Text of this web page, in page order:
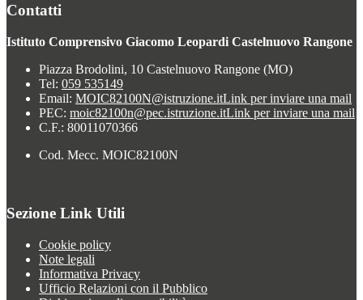
Contatti
Istituto Comprensivo Giacomo Leopardi Castelnuovo Rangone
Piazza Brodolini, 10 Castelnuovo Rangone (MO)
Tel: 059 535149
Email: MOIC82100N@istruzione.itLink per inviare una mail
PEC: moic82100n@pec.istruzione.itLink per inviare una mail
C.F.: 80011070366
Cod. Mecc. MOIC82100N
Sezione Link Utili
Cookie policy
Note legali
Informativa Privacy
Ufficio Relazioni con il Pubblico